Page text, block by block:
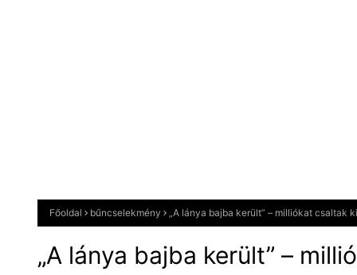
Főoldal bűncselekmény „A lánya bajba került” – milliókat csaltak
„A lánya bajba került” –